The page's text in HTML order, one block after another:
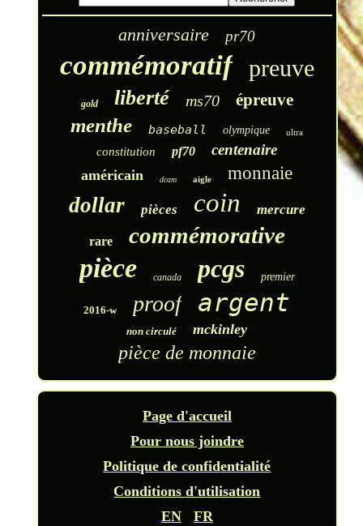
anniversaire pr70
commémoratif preuve
gold liberté ms70 épreuve
menthe baseball olympique ultra
constitution pf70 centenaire
américain dcam aigle monnaie
dollar pièces coin mercure
rare commémorative
pièce canada pcgs premier
2016-w proof argent
non circulé mckinley
pièce de monnaie
Page d'accueil
Pour nous joindre
Politique de confidentialité
Conditions d'utilisation
EN
FR